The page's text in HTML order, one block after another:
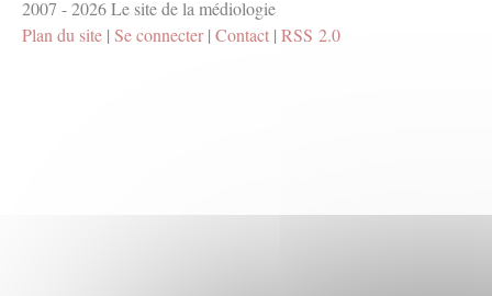
2007 - 2026 Le site de la médiologie
Plan du site | Se connecter| Contact | RSS 2.0